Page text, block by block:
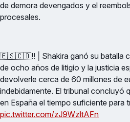
de demora devengados y el
procesales.
🇪🇸🇨🇴‼️ | Shakira ganó su batalla
de ocho años de litigio y la justicia
devolverle cerca de 60 millones de
indebidamente. El tribunal concluyó
en España el tiempo suficiente para
pic.twitter.com/zJ9WzltAFn